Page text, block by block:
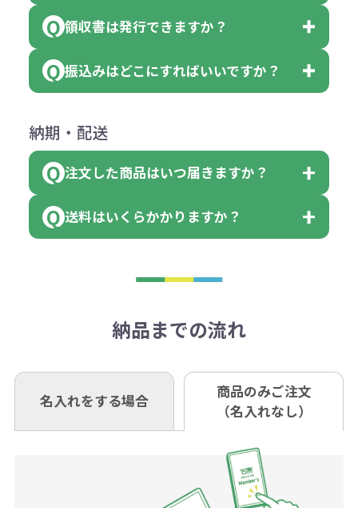
【色指定の仕方】
数量を入力の欄で、ご希望の本体色
に必要な個数を入力ください。
※10個単位など購入できる単位が決
はまらない数を入力すると、アラー
アラートに従って数を調整してくだ
または返金にて対応させていただき
ます。
その際不良品については送料着払い
ください。
（商品の状態により、対応が変わる
※不良商品をご返却いただけない場
います。あらかじめご了承くださ
※不良商品は商品到着後7営業日以
お問合せ先
0120-979-907
AM10:00～PM5:00（土・日・祝日を
（印刷代））×枚数+製版代
（提供価格（商品代）+名入れ費用
×色数
※例えば2色印刷の場合には、名入
れ費用が2倍、製版代が2倍必要で
す。
相談下さい。
なお、印刷代はボリュームディスカ
同じ版で多くの数量を印刷すると、1
個当たりの印刷代単価がお安くなり
一方、数量が少なく一定数に満たな
い場合は、単価計算ではなく、印刷
会員様はマイページより各種帳票の
ダウンロードが可能です。
詳しくはこちらはご確認ください。
領収書のダウンロード
領収書は発行できますか？
会員様はマイページより各種帳票の
詳しくはこちらはご確認ください。
振込みはどこにすればいいですか？
下記口座にお願いします。
■三菱UFJ銀行
小田井支店（おたいしてん）
■ゆうちょ銀行（振替口座）
口座名 株式会社モノベーション
※振り込み手数料はお客さま負担と
なりますのでご注意ください。
納期・配送
注文した商品はいつ届きますか？
既製品の場合、ご入金確認後3営業
ご入金確認後約3週間となります。
定しているものもあります。
あれば、午前中までにご注文とご入
金いただければ翌日着でお送りする
お急ぎの場合、ご相談ください。最
大限努力いたします。
送料はいくらかかりますか？
き別途申し受けます。
も複数ヶ所への納品の場合、別途送
料頂戴する場合がございます。
詳細はこちらご確認ください。
納品までの流れ
名入れをする場合
商品のみご注文
（名入れなし）